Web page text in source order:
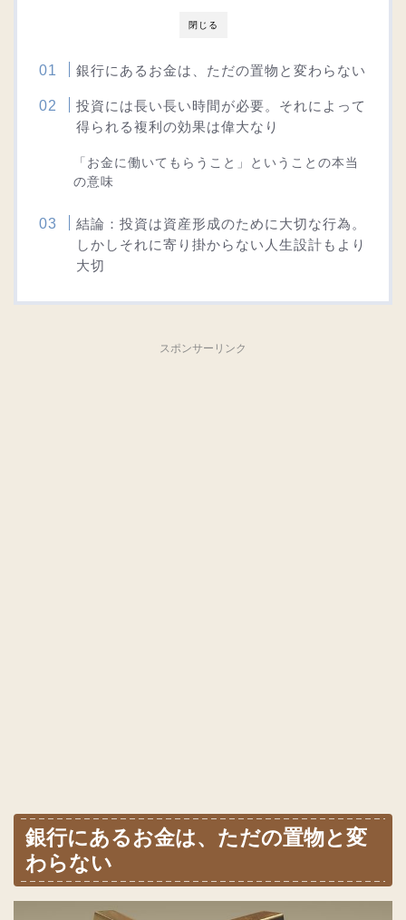
閉じる
銀行にあるお金は、ただの置物と変わらない
投資には長い長い時間が必要。それによって
得られる複利の効果は偉大なり
「お金に働いてもらうこと」ということの本当
の意味
結論：投資は資産形成のために大切な行為。
しかしそれに寄り掛からない人生設計もより
大切
スポンサーリンク
銀行にあるお金は、ただの置物と変
わらない